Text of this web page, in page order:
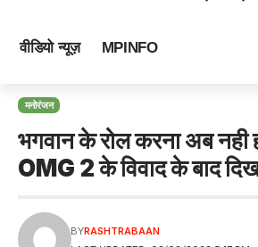
वीडियो न्यूज़ MPINFO
मनोरंजन
भगवान के रोल करना अब नही
OMG 2 के विवाद के बाद
BYRASHTRABAAN